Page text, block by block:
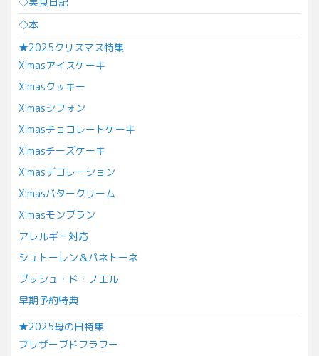
◇本
★2025クリスマス特集
X'masアイスケーキ
X'masクッキー
X'masシフォン
X'masチョコレートケーキ
X'masチーズケーキ
X'masデコレーション
X'masバタークリーム
X'masモンブラン
アレルギー対応
シュトーレン＆パネトーネ
ブッシュ・ド・ノエル
早期予約特典
★2025母の日特集
プリザーブドフラワー